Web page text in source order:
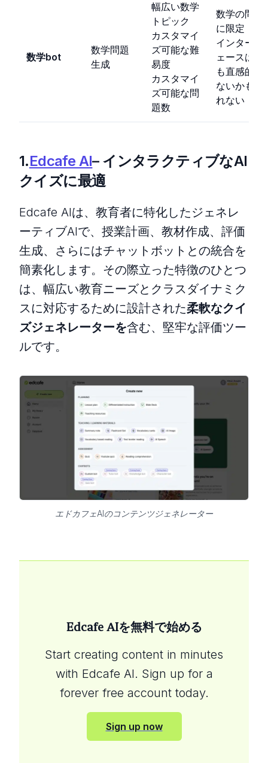
数学bot
数学問題
生成
幅広い数学
トピック
カスタマイ
ズ可能な難
易度
カスタマイ
ズ可能な問
題数
数学の問題
に限定
インターフ
ェースは最
も直感的で
ないかもし
れない
1.Edcafe AI– インタラクティブなAI
クイズに最適
Edcafe AIは、教育者に特化したジェネレ
ーティブAIで、授業計画、教材作成、評価
生成、さらにはチャットボットとの統合を
簡素化します。その際立った特徴のひとつ
は、幅広い教育ニーズとクラスダイナミク
スに対応するために設計された柔軟なクイ
ズジェネレーターを含む、堅牢な評価ツー
ルです。
エドカフェAIのコンテンツジェネレーター
Edcafe AIを無料で始める
Start creating content in minutes
with Edcafe AI. Sign up for a
forever free account today.
Sign up now